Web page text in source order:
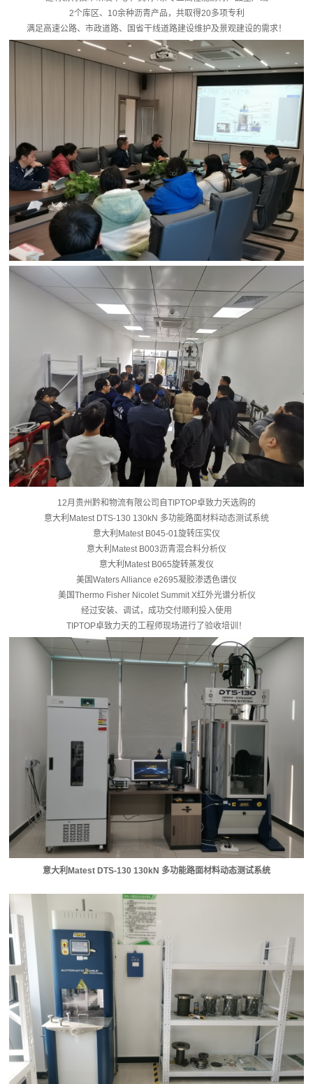
2个库区、10余种沥青产品，共取得20多项专利
满足高速公路、市政道路、国省干线道路建设维护及景观建设的需求！
12月贵州黔和物流有限公司自TIPTOP卓致力天选购的
意大利Matest DTS-130 130kN 多功能路面材料动态测试系统
意大利Matest B045-01旋转压实仪
意大利Matest B003沥青混合料分析仪
意大利Matest B065旋转蒸发仪
美国Waters Alliance e2695凝胶渗透色谱仪
美国Thermo Fisher Nicolet Summit X红外光谱分析仪
经过安装、调试，成功交付顺利投入使用
TIPTOP卓致力天的工程师现场进行了验收培训！
意大利Matest DTS-130 130kN 多功能路面材料动态测试系统